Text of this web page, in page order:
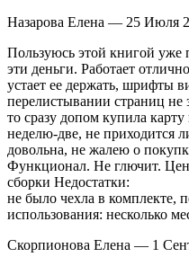
Назарова Елена — 25 Июля
Пользуюсь этой книгой уже
эти деньги. Работает
устает ее держать, шрифты
перелистывании страниц не
то сразу допом купила
неделю-две, не приходится
довольна, не жалею о
Функционал. Не глючит.
сборки Недостатки:
не было чехла в комплекте,
использования: несколько
Скорпионова Елена — 1